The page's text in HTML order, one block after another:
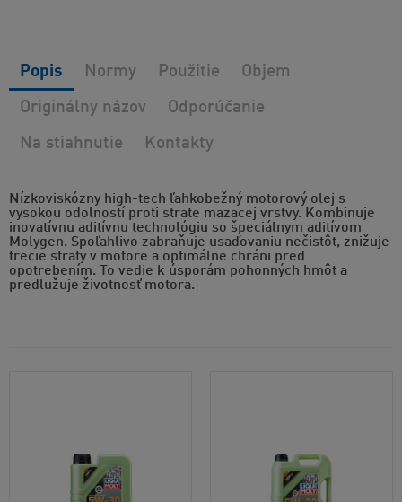
Nízkoviskózny high-tech ľahkobežný motorový olej s
vysokou odolností proti strate mazacej vrstvy. Kombinuje
inovatívnu aditívnu technológiu so špeciálnym aditívom
Molygen. Spoľahlivo zabraňuje usaďovaniu nečistôt, znižuje
trecie straty v motore a optimálne chráni pred
opotrebením. To vedie k úsporám pohonných hmôt a
predlužuje životnosť motora.
Popis Normy Použitie Objem
Originálny názov Odporúčanie
Na stiahnutie Kontakty